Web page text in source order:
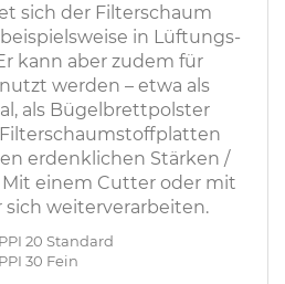
sich der Filterschaum
in Lüftungs-
kann aber zudem für
werden – etwa als
als Bügelbrettpolster
erdenklichen Stärken /
einem Cutter oder mit
sich weiterverarbeiten.
20 Standard
30 Fein